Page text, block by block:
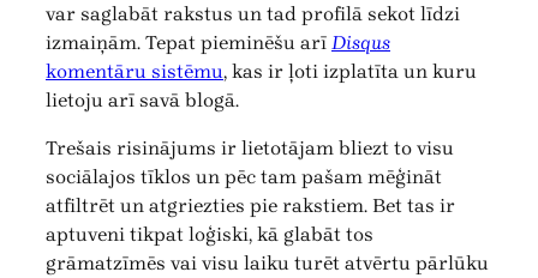
var saglabāt rakstus un tad profilā sekot līdzi
izmaiņām. Tepat pieminēšu arī Disqus
komentāru sistēmu, kas ir ļoti izplatīta un kuru
lietoju arī savā blogā.
Trešais risinājums ir lietotājam bliezt to visu
sociālajos tīklos un pēc tam pašam mēģināt
atfiltrēt un atgriezties pie rakstiem. Bet tas ir
aptuveni tikpat loģiski, kā glabāt tos
grāmatzīmēs vai visu laiku turēt atvērtu pārlūku